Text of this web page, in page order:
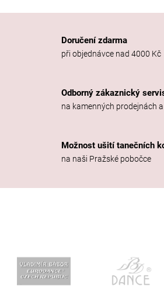
Doručení zdarma
při objednávce nad 4000 Kč
Odborný zákaznický
na kamenných prodejnách
Možnost ušití tanečních
na naši Pražské pobočce